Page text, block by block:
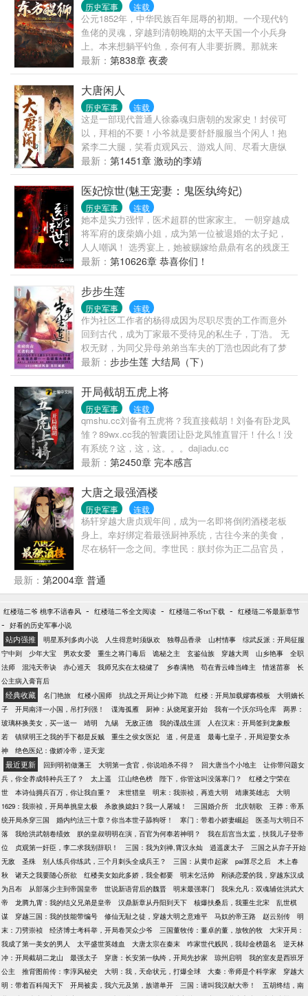
历史军事 连载
公元1852年，中华民族百年屈辱的初期。一个现代钓
鱼佬的灵魂，穿越到清朝晚期的太平天国一个小兵身
上。本来想躺平钓鱼，奈何有人非要折腾。那就来
吧！?洪秀全还在装神弄鬼搞拜上帝教，他直接成立科
学院，把洪天王的天父论按在地上摩擦。?清军还在用
抬枪土炮，他的西军已端着后装线膛枪高唱。?曾国藩
写家书感慨"此贼通晓格物"，李鸿章哀嚎"洋大人的火
枪火炮，竟不如贼军！"?抢在明治维新前，用大炮轰
开江户湾：“小日子过得不错的家伙，摆正你千年小弟
的位置！”?西伯利亚铁路刚动工，东北野战军已插旗贝
加尔湖："毛熊，这地儿自古以来姓中。"?伦敦报纸头
条惊呼："远东恶魔用铁甲舰，把鸦片倒进了泰晤士
河！"--------------作者试图叙述一个赤子在那个时代的故
事。本书无系统，不无脑，偏真实历史向，思想内核
参考当今社会核心价值观，不称帝，不图满，欢迎大
家来捧场。
最新： 第838章 夜袭
大唐闲人
历史军事 连载
这是一部现代普通人徐淼魂归唐朝的发家史！封侯可
以，拜相的不要！小爷就是要舒舒服服当个闲人！抱
紧李二大腿，笑看贞观风云、游戏人间、尽看大唐纵
横天下！
最新： 第1451章 激动的李靖
医妃惊世(魅王宠妻：鬼医纨绔妃)
历史军事 连载
她本是实力强悍，医术超群的世家家主。 一朝穿越成
将军府的废柴嫡小姐，成为第一位被退婚的太子妃，
人人嘲讽！ 选秀宴上，她被赐嫁给鼎鼎有名的残废王
爷。 众人笑：瞎子配残废，天生是一对。 却不知她手
握失传丹方，能练绝顶丹药；家养神级萌宠，天下独
一无二！ 更可怕的是她家残废王爷—— 一肚子的腹黑
坏水，外加逆天修炼体质，秒杀一众天才。 白天坐轮
椅，晚上却缠着她在床上练腰肌，妈蛋，说好的残废
呢？
最新： 第10626章 恭喜你们！
步步生莲
历史军事 连载
作为社区工作者的杨得成因为尽职尽责的工作而意外
回到古代，成为丁家最不受待见的私生子，丁浩。 无
权无财，为同父异母弟弟当车夫的丁浩也因此有了梦
想，就是在这万恶的社会下成为一个逍遥阔少，平平
安安度过一生。 梦想虽然有些遥远，但是丁浩却不以
为然，凭借着自己做社区工作积累下来的社会经验，
丁浩应对世人、世事八面玲珑，聪明的抓住身边每一
个机会，脱出樊笼，去争取自己想要拥有的一切。 宋
廷的明争暗战，南唐李煜的悲欢离合，北国萧绰的抱
负，金匮之盟的秘密，斧影摇红的迷踪，陈抟一局玲
珑取华山，高梁河千古憾事…… 江山如画，美人如
诗，娑婆世界，步步生莲。
最新： 步步生莲 大结局（下）
开局截胡五虎上将
历史军事 连载
qmshu.cc刘备有五虎将？我直接截胡！刘备有卧龙凤
雏？89wx.cc我的智囊团让卧龙凤雏直冒汗！什么！没
有系统？这，这，这。。。dajiadu.cc
最新： 第2450章 完本感言
大唐之最强酒楼
历史军事 连载
杨轩穿越大唐贞观年间，成为一名即将倒闭酒楼老板
身上。幸好绑定着最强厨神系统，古往今来的美食，
尽在杨轩一念之间。李世民：朕封你为正二品官员，
你给本公主做什锦豆腐，我给你搭桥拉线，让你做我
唐朝公主的乘龙快婿。程咬金：俺老程要吃长安烤
排队，别吵吵。”
最新： 第2004章 普通
红楼琏二爷 桃李不谙春风 - 红楼琏二爷全文阅读 - 红楼琏二爷txt下载 - 红楼琏二爷最新章节
- 好看的历史军事小说
站内强推 明星系列多肉小说 人生得意时须纵欢 独尊品香录 山村情事
综武反派：开局征服
宁中则
少年大宝 男欢女爱 重生之将门毒后 诡秘之主 玄鉴仙族 穿越大周 山乡艳事
全职
法师
混沌天帝诀 赤心巡天 我师兄实在太稳健了 乡春满艳 苟在青云峰当峰主 情迷苗寨
长
公主病入膏肓后
经典收藏 名门艳旅 红楼小国师 抗战之开局让少帅下跪 红楼：开局加载嫪毐模板
大明嫡长
子
开局南洋一小国，吊打列强！ 谍海孤雁 厨神：从烧尾宴开始 我有一个沃尔玛仓库
两界：
玻璃杯换美女，买一送一
靖明 九锡 无敌正德 我的谍战生涯
人在汉末：开局签到龙象般
若
镇狱明王之我的手下都是反贼 重生之侯女医妃 道，何是道
最毒七皇子，开局迎娶女杀
神
绝色医妃：傲娇冷帝，逆天宠
最近更新 回到明初做藩王 大明第一贪官，你说咱杀不得？ 回大唐当个小地主
让你带问题女
兵，你全养成特种兵王了？
太上遥 江山绝色榜 陛下，你管这叫没落寒门？
红楼之宁荣在
世
本诗仙拥兵百万，你让我自重？ 末世猎皇 明末：我崇祯，再造大明 靖康英雄志
大明
1629：我崇祯，开局单挑皇太极
杀敌换媳妇？我一人屠城！ 三国婚介所 北庆朝歌
王莽：帝系
统开局杀穿三国
婚内约法三十章？你当本世子舔狗呀！ 寒门：带着小娇妻崛起
医圣与大明日不
落
我给洪武朝卷绩效 朕的皇叔明明在演，百官为何奉若神明？
我在后宫当太监，扶我儿子登帝
位
贞观第一奸臣，李二求我别辞职！ 三国：我为刘禅,霄汉永灿 逍遥废太子
三国之从弃子开始
无敌
圣殊 别人练兵你练武，三个月刺头全成兵王？ 三国：从黄巾起家 pai算尽之后
木上春
秋
诸天之我要随心所欲 红楼美女如此多娇，我全都要 明末乞活帅
刚谈恋爱的我，穿越东汉成
为吕布
从部落少主到帝国皇帝 世说新语背后的魏晋 明末最强寒门
我朱允凡：双魂辅佐洪武大
帝
龙腾九霄：我的结义兄弟是皇帝 汉鼎新章从丹阳到天下 核爆扶桑后，我重生北宋
乱世棋
谋
穿越三国：我的技能带编号 修仙无耻之徒，穿越大明之意难平 马奴的帝王路 赵云别传
明
末：刀劈崇祯
经济博士考科举，开局卷哭众少爷 三国董牧传：董卓的董，放牧的牧
大宋开局：
我成了第一美女的男人
太平盛世英雄血 大唐太宗在秦末 咋家世代贱民，我却金榜题名
逆天林
冲：开局截胡二龙山
最强太子 穿唐：长安第一纨绔，开局先抄家 琼州启明
我的室友是西班牙
公主
推背图前传：李淳风秘史 大明：我，天命状元，打爆全球 大秦：帝师是个科学家
穿越大
明：带着百科闯天下
开局被卖，我六元及第，族谱单开 三国：请叫我汉献大帝！
五胡终结，南